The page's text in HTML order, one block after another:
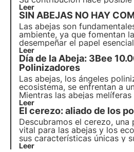
biodiversidad, los
tener en nuestras mesas
otro modo no estarían
Leer
SIN ABEJAS NO HAY
Las abejas son
ambiente, ya que fomentan
desempeñar el papel
numerosos cultivos
silvestres. También
riqueza y el bienestar
Leer
Día de la Abeja: 3Bee
Polinizadores
Las abejas, los ángeles
ecosistema, se enfrentan a
Mientras las abejas
cuidados en manos de los
silvestres luchan solas y sin
3Bee ha decidido dejar de
en su cuidado.
Leer
El cerezo: aliado de los
Descubramos el cerezo,
vital para las abejas y los
sus características únicas y
el mantenimiento del hábitat
Leer